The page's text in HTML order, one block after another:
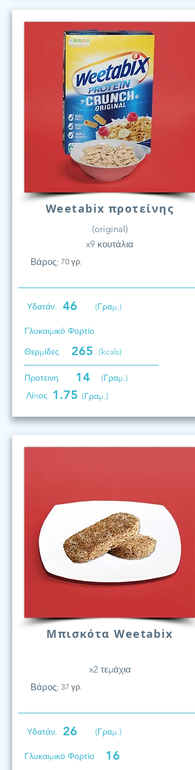
Weetabix προτείνης
(original)
x9 κουτάλια
Βάρος: 70 γρ.
Υδατάν. 46 (Γραμ.)
Γλυκαιμικό Φορτίο
Θερμίδες
265 (kcals)
Προτεινη 14
(Γραμ.)
Λίπος 1.75 (Γραμ.)
Μπισκότα Weetabix
x2 τεμάχια
Βάρος: 37 γρ.
Υδατάν. 26 (Γραμ.)
Γλυκαιμικό Φορτίο 16